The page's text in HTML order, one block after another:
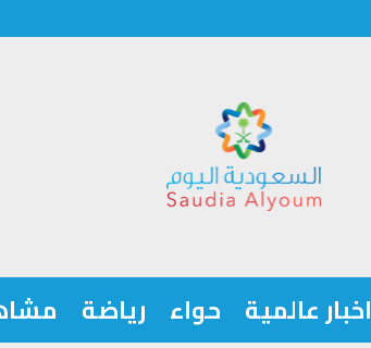
اخبار عالمية حواء رياضة